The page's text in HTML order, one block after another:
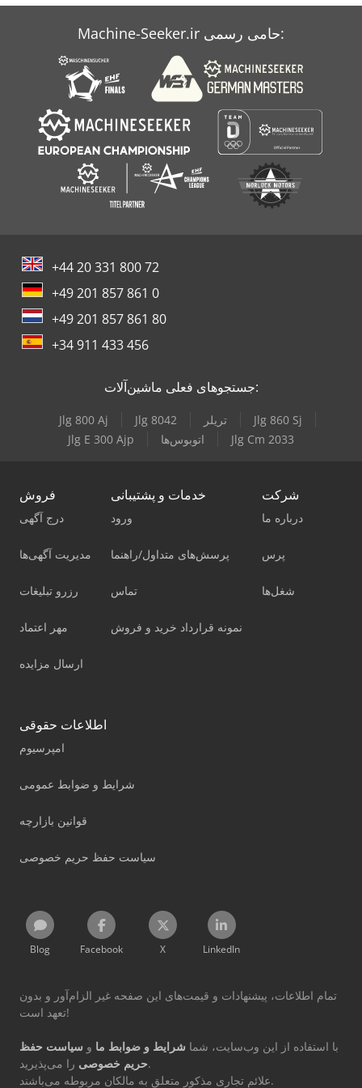
Uma Bf
دستگاه تراش Avm
Machine-Seeker.ir حامی رسمی:
+44 20 331 800 72
+49 201 857 861 0
+49 201 857 861 80
+34 911 433 456
جستجوهای فعلی ماشین‌آلات:
Jlg 800 Aj Jlg 8042 تریلر
Jlg 860 Sj
Jlg E 300 Ajp
اتوبوس‌ها Jlg Cm 2033
فروش
درج آگهی
مدیریت آگهی‌ها
رزرو تبلیغات
مهر اعتماد
ارسال مزایده
خدمات و پشتیبانی
ورود
پرسش‌های متداول/راهنما
تماس
نمونه قرارداد خرید و فروش
شرکت
درباره ما
پرس
شغل‌ها
اطلاعات حقوقی
امپرسیوم
شرایط و ضوابط عمومی
قوانین بازارچه
سیاست حفظ حریم خصوصی
Blog Facebook X LinkedIn
تمام اطلاعات، پیشنهادات و قیمت‌های این صفحه غیر الزام‌آور و بدون
تعهد است!
با استفاده از این وب‌سایت، شما شرایط و ضوابط ما و سیاست حفظ
حریم خصوصیرا می‌پذیرید.
علائم تجاری مذکور متعلق به مالکان مربوطه می‌باشند.